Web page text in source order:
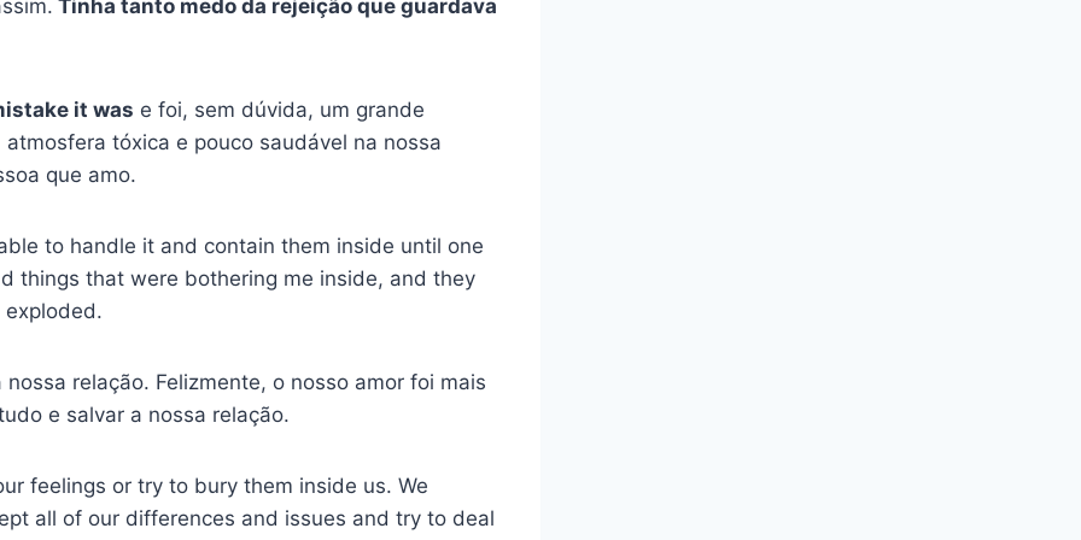
Tinha tanto medo da rejeição que guardava
it was e foi, sem dúvida, um grande
tóxica e pouco saudável na nossa
que amo.
to handle it and contain them inside until one
things that were bothering me inside, and they
relação. Felizmente, o nosso amor foi mais
e salvar a nossa relação.
feelings or try to bury them inside us. We
all of our differences and issues and try to deal